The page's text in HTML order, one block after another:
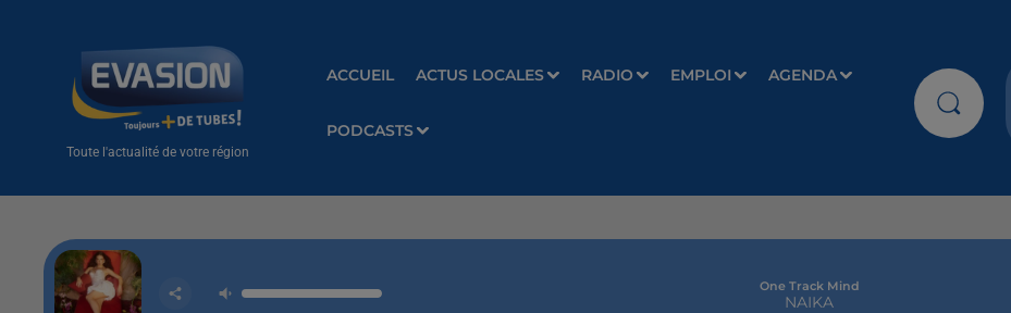
Toute l'actualité de votre région
ACCUEIL ACTUS LOCALES RADIO EMPLOI AGENDA
PODCASTS
One Track Mind
NAIKA